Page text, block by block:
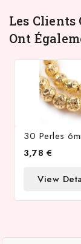
Les Clients
Ont
3,78 €
View